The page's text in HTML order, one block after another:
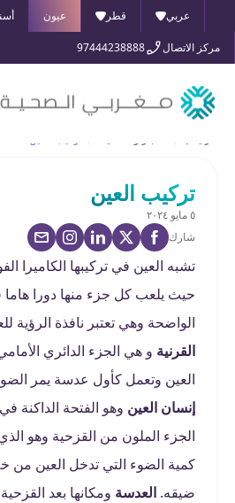
عربي قطر عيون
مركز الاتصال 97444238888
تركيب العين
٥ مايو ٢٠٢٤
شارك
تشبه العين في تركيبها الكاميرا
حيث يلعب كل جزء منها دورا هاما
الواضحة وهي تعتبر نافذة الرؤية
القرنية و هي الجزء الدائري
العين وتعمل كأول عدسة يمر
إنسان العين وهو الفتحة الداكنة
الجزء الملون من القزحية وهو
كمية الضوء التي تدخل العين من
ضيقه. العدسة ومكانها بعد